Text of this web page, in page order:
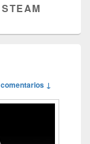
STEAM
↓